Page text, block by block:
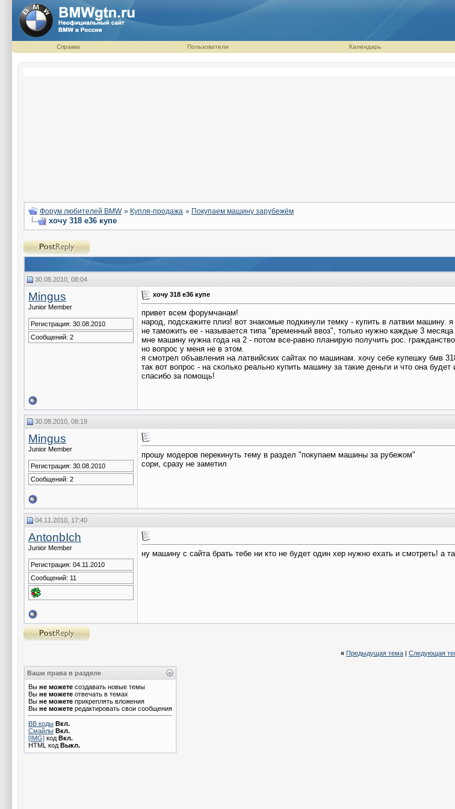
Справка Пользователи Календарь
Форум любителей BMW » Купля-продажа » Покупаем машину зарубежём
хочу 318 e36 купе
30.08.2010, 08:04
Mingus
Junior Member
Регистрация: 30.08.2010
Сообщений: 2
хочу 318 e36 купе
привет всем форумчанам!
народ, подскажите плиз! вот знакомые подкинули темку - купить в латвии
не таможить ее - называется типа "временный ввоз", только нужно каждые 3 месяца
мне машину нужна года на 2 - потом все-равно планирую получить рос.
но вопрос у меня не в этом.
я смотрел объавления на латвийских сайтах по машинам. хочу себе купешку бмв
так вот вопрос - на сколько реально купить машину за такие деньги и что она
спасибо за помощь!
30.08.2010, 08:19
Mingus
Junior Member
Регистрация: 30.08.2010
Сообщений: 2
прошу модеров перекинуть тему в раздел "покупаем машины за рубежом"
сори, сразу не заметил
04.11.2010, 17:40
AntonbIch
Junior Member
Регистрация: 04.11.2010
Сообщений: 11
ну машину с сайта брать тебе ни кто не будет один хер нужно ехать и смотреть! а
« Предыдущая тема | Следующая
Ваши права в разделе
Вы не можете создавать новые темы
Вы не можете отвечать в темах
Вы не можете прикреплять вложения
Вы не можете редактировать свои сообщения
BB коды Вкл.
Смайлы Вкл.
[IMG] код Вкл.
HTML код Выкл.